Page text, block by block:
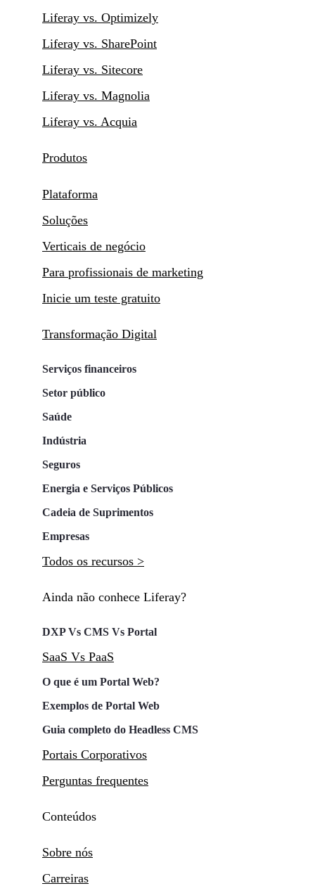
Liferay vs. Optimizely
Liferay vs. SharePoint
Liferay vs. Sitecore
Liferay vs. Magnolia
Liferay vs. Acquia
Produtos
Plataforma
Soluções
Verticais de negócio
Para profissionais de marketing
Inicie um teste gratuito
Transformação Digital
Serviços financeiros
Setor público
Saúde
Indústria
Seguros
Energia e Serviços Públicos
Cadeia de Suprimentos
Empresas
Todos os recursos >
Ainda não conhece Liferay?
DXP Vs CMS Vs Portal
SaaS Vs PaaS
O que é um Portal Web?
Exemplos de Portal Web
Guia completo do Headless CMS
Portais Corporativos
Perguntas frequentes
Conteúdos
Sobre nós
Carreiras